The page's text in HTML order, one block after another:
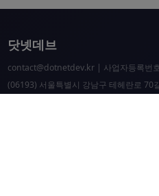
닷넷데브
contact@dotnetdev.kr| 사업자등록번
(06193) 서울특별시 강남구 테헤란로 70